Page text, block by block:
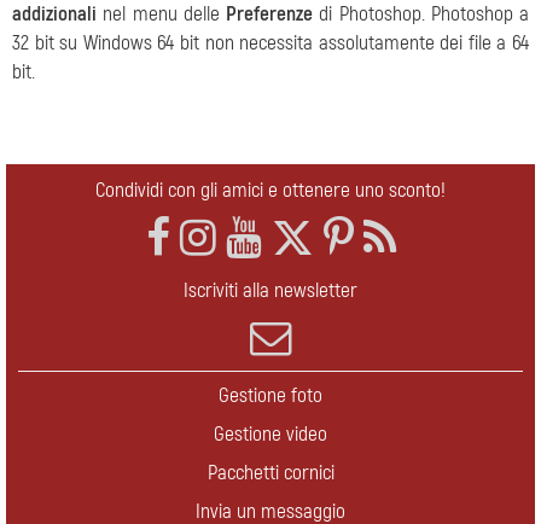
addizionali nel menu delle Preferenze di Photoshop. Photoshop a
32 bit su Windows 64 bit non necessita assolutamente dei file a 64
bit.
Condividi con gli amici e ottenere uno sconto!
Iscriviti alla newsletter
Gestione foto
Gestione video
Pacchetti cornici
Invia un messaggio